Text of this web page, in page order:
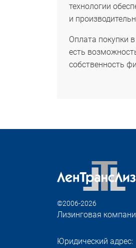
технологии
и
Оплата покупки
есть
собственность
©2006-2026
Лизинговая
Юридический адрес: